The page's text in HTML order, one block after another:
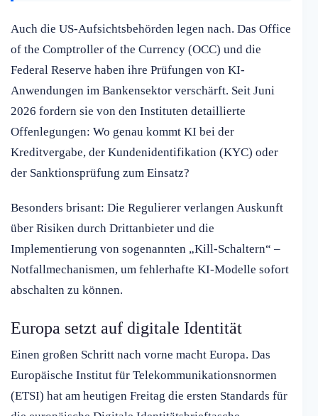
Auch die US-Aufsichtsbehörden legen nach. Das Office
of the Comptroller of the Currency (OCC) und die
Federal Reserve haben ihre Prüfungen von KI-
Anwendungen im Bankensektor verschärft. Seit Juni
2026 fordern sie von den Instituten detaillierte
Offenlegungen: Wo genau kommt KI bei der
Kreditvergabe, der Kundenidentifikation (KYC) oder
der Sanktionsprüfung zum Einsatz?
Besonders brisant: Die Regulierer verlangen Auskunft
über Risiken durch Drittanbieter und die
Implementierung von sogenannten „Kill-Schaltern“ –
Notfallmechanismen, um fehlerhafte KI-Modelle sofort
abschalten zu können.
Europa setzt auf digitale Identität
Einen großen Schritt nach vorne macht Europa. Das
Europäische Institut für Telekommunikationsnormen
(ETSI) hat am heutigen Freitag die ersten Standards für